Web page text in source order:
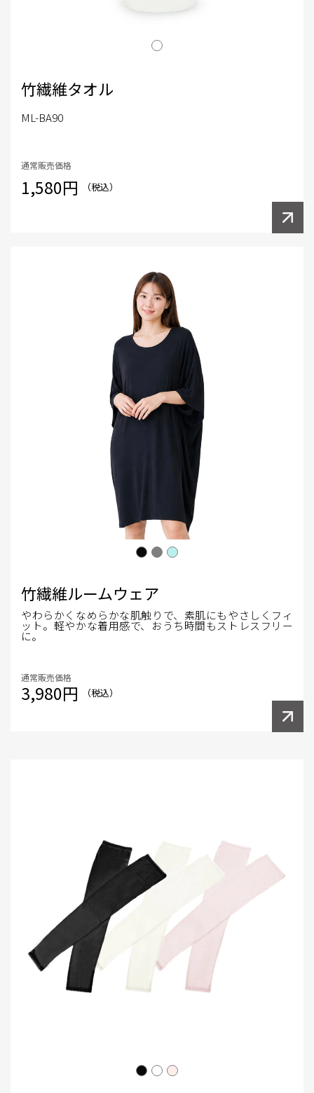
竹繊維タオル
ML-BA90
通常販売価格
1,580円 （税込）
竹繊維ルームウェア
やわらかくなめらかな肌触りで、素肌にもやさしくフィ
ット。軽やかな着用感で、おうち時間もストレスフリー
に。
通常販売価格
3,980円 （税込）